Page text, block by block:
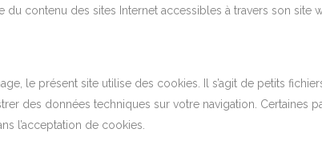
du contenu des sites Internet accessibles à travers son site
le présent site utilise des cookies. Il s’agit de petits
des données techniques sur votre navigation. Certaines
l’acceptation de cookies.